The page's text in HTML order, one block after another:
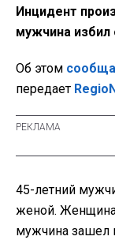
Инцидент
мужчина избил
Об этом
передает
45-летний
женой. Женщина
мужчина зашел